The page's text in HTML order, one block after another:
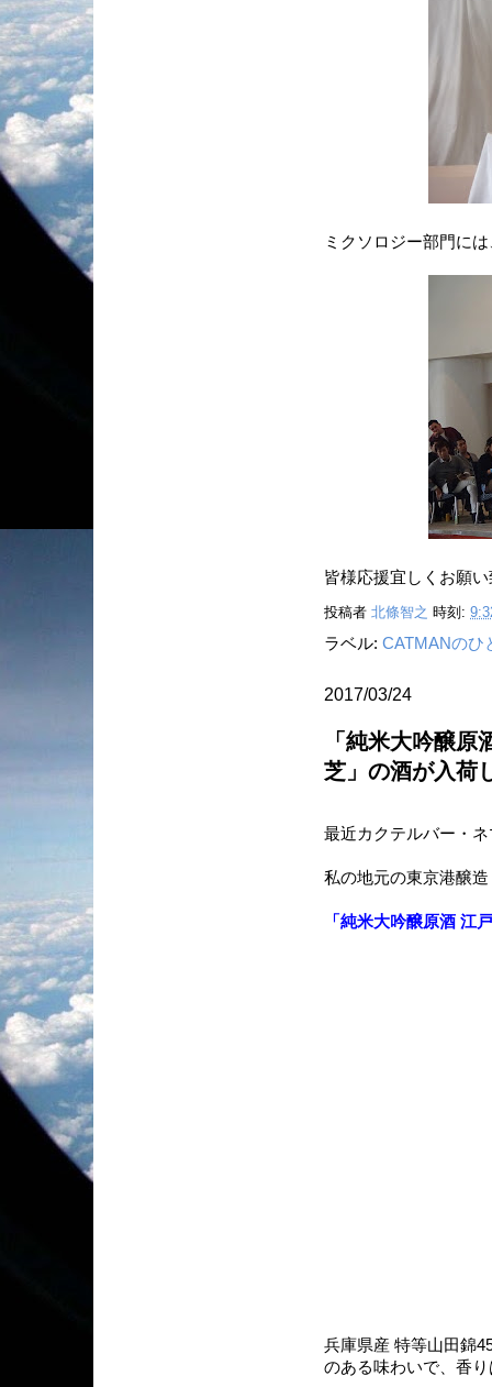
ミクソロジー部門に
皆様応援宜しくお願
投稿者 北條智之 時刻:
ラベル: CATMANのひ
2017/03/24
「純米大吟醸
芝」の酒が入荷
最近カクテルバー・
私の地元の東京港醸
「純米大吟醸原酒 江
兵庫県産 特等山田錦
のある味わいで、香